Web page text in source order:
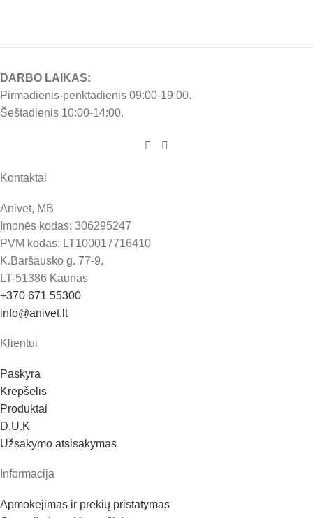
DARBO LAIKAS:
Pirmadienis-penktadienis 09:00-19:00.
Šeštadienis 10:00-14:00.
Kontaktai
Anivet, MB
Įmonės kodas: 306295247
PVM kodas: LT100017716410
K.Baršausko g. 77-9,
LT-51386 Kaunas
+370 671 55300
info@anivet.lt
Klientui
Paskyra
Krepšelis
Produktai
D.U.K
Užsakymo atsisakymas
Informacija
Apmokėjimas ir prekių pristatymas